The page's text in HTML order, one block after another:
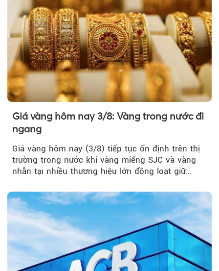
Giá vàng hôm nay 3/8: Vàng trong nước đi
ngang
Giá vàng hôm nay (3/8) tiếp tục ổn định trên thị
trường trong nước khi vàng miếng SJC và vàng
nhẫn tại nhiều thương hiệu lớn đồng loạt giữ